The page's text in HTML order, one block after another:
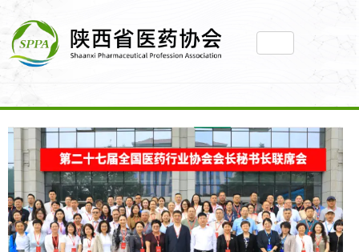
2026陕西省医药和医疗装备产业链推介暨供需对
接会圆满举办
第49届(西安)药品质量检验检测技术大会成功举
办